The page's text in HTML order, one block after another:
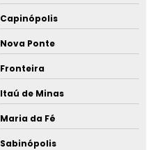
Capinópolis
Nova Ponte
Fronteira
Itaú de Minas
Maria da Fé
Sabinópolis